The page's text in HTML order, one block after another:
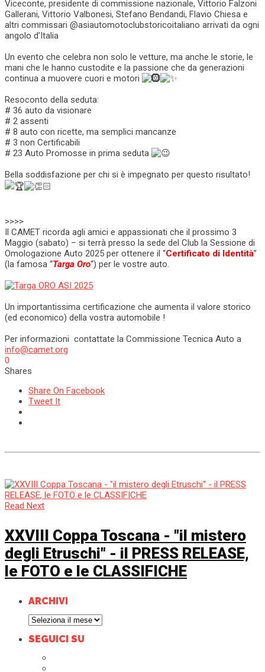
Viceconte, presidente di commissione nazionale, Vittorio Falzoni
Gallerani, Vittorio Valbonesi, Stefano Bendandi, Flavio Chiesa e
altri commissari @asiautomotoclubstoricoitaliano arrivati da ogni
angolo d’Italia
Un evento che celebra non solo le vetture, ma anche le storie, le
mani che le hanno custodite e la passione che da generazioni
continua a muovere cuori e motori
Resoconto della seduta:
# 36 auto da visionare
# 2 assenti
# 8 auto con ricette, ma semplici mancanze
# 3 non Certificabili
# 23 Auto Promosse in prima seduta
Bella soddisfazione per chi si è impegnato per questo risultato!
>>>>
Il CAMET ricorda agli amici e appassionati che il prossimo 3
Maggio (sabato) – si terrà presso la sede del Club la Sessione di
Omologazione Auto 2025 per ottenere il “Certificato di Identità”
(la famosa “Targa Oro“) per le vostre auto.
Un importantissima certificazione che aumenta il valore storico
(ed economico) della vostra automobile !
Per informazioni contattate la Commissione Tecnica Auto a
info@camet.org
0
Shares
Share On Facebook
Tweet It
Read Next
XXVIII Coppa Toscana - "il mistero
degli Etruschi" - il PRESS RELEASE,
le FOTO e le CLASSIFICHE
ARCHIVI
Archivi
SEGUICI SU